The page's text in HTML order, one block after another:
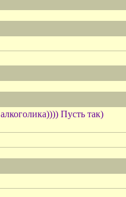
Пусть так)